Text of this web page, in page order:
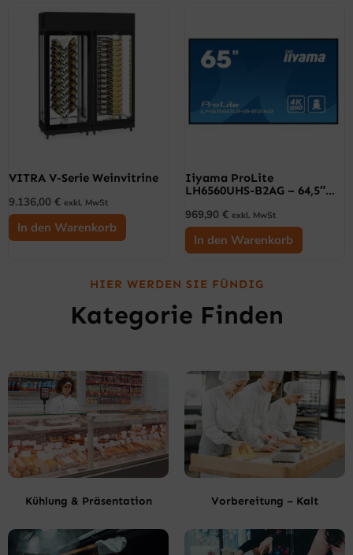
VITRA V-Serie Weinvitrine
9.136,00 € exkl. MwSt
In den Warenkorb
Iiyama ProLite
LH6560UHS-B2AG – 64,5″
Android 11, 4K-UHD,
Schwarz
969,90 € exkl. MwSt
In den Warenkorb
HIER WERDEN SIE FÜNDIG
Kategorie Finden
Kühlung & Präsentation Vorbereitung – Kalt